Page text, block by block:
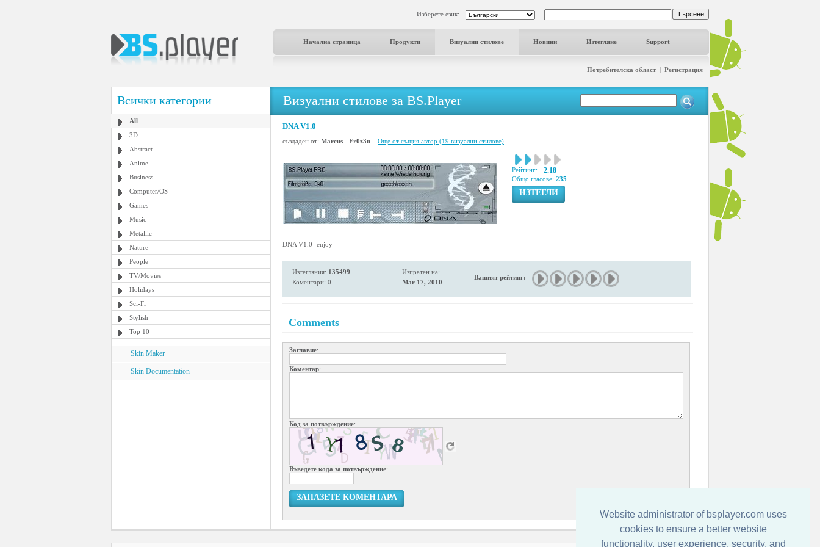
Website administrator of bsplayer.com uses
cookies to ensure a better website
functionality, user experience, security, and
Изберете език:
Начална страница Продукти Визуални стилове Новини Изтегляне Support
Потребителска област| Регистрация
Всички категории
All
3D
Abstract
Anime
Business
Computer/OS
Games
Music
Metallic
Nature
People
TV/Movies
Holidays
Sci-Fi
Stylish
Top 10
Skin Maker
Skin Documentation
Визуални стилове за BS.Player
DNA V1.0
създаден от: Marcus - Fr0z3n Още от същия автор (19 визуални стилове)
Рейтинг: 2.18
Общо гласове: 235
ИЗТЕГЛИ
DNA V1.0 -enjoy-
Изтегляния: 135499
Коментари: 0
Изпратен на:
Mar 17, 2010
Вашият рейтинг:
Comments
Заглавие:
Коментар:
Код за потвърждение:
Въведете кода за потвърждение:
ЗАПАЗЕТЕ КОМЕНТАРА